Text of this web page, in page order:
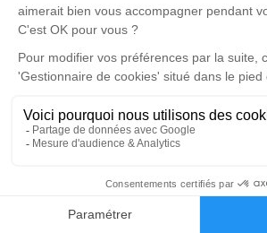
Faire-part
disponible ici .
vendredi 15 juillet 2022 à 16h00
Vers